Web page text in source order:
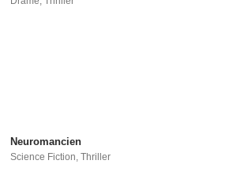
Neuromancien
Science Fiction,Thriller